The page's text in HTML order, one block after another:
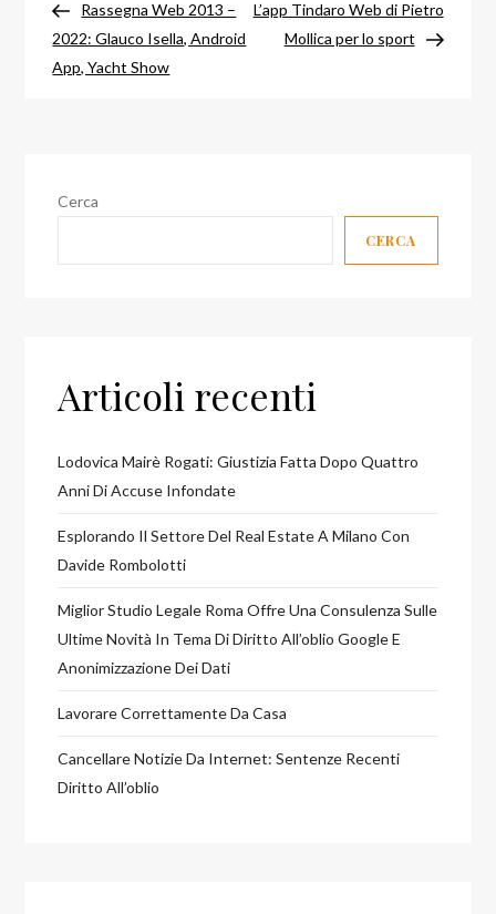
articoli
precedente
Rassegna Web 2013 –
2022: Glauco Isella, Android
App, Yacht Show
L’app Tindaro Web di Pietro
Mollica per lo sport
Cerca
CERCA
Articoli recenti
Lodovica Mairè Rogati: Giustizia Fatta Dopo Quattro
Anni Di Accuse Infondate
Esplorando Il Settore Del Real Estate A Milano Con
Davide Rombolotti
Miglior Studio Legale Roma Offre Una Consulenza Sulle
Ultime Novità In Tema Di Diritto All’oblio Google E
Anonimizzazione Dei Dati
Lavorare Correttamente Da Casa
Cancellare Notizie Da Internet: Sentenze Recenti
Diritto All’oblio